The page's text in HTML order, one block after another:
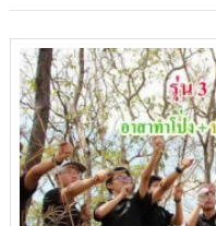
สัตว์
ป่า
แม่น้ำ
ภาชี